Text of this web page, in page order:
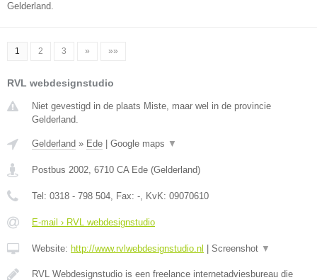
Gelderland.
1 2 3 » »»
RVL webdesignstudio
Niet gevestigd in de plaats Miste, maar wel in de provincie
Gelderland.
Gelderland » Ede Google maps ▼
Postbus 2002, 6710 CA Ede (Gelderland)
Tel: 0318 - 798 504, Fax: -, KvK: 09070610
E-mail › RVL webdesignstudio
Website: http://www.rvlwebdesignstudio.nl Screenshot ▼
RVL Webdesignstudio is een freelance internetadviesbureau die